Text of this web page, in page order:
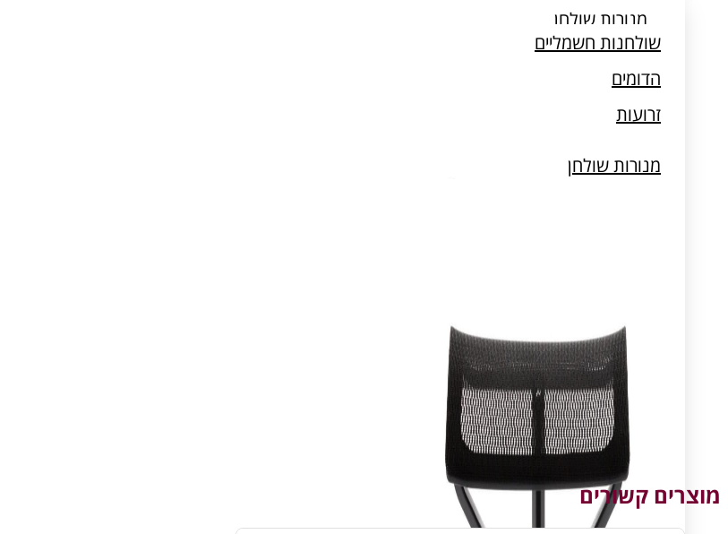
מנורות שולחן
מעמדים למחשב וטאבלט
שולחנות חשמליים
הדומים
זרועות
מנורות שולחן
מוצרים קשורים